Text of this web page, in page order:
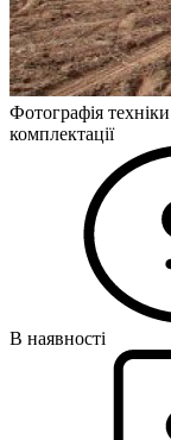
Фотографія
комплектації
В наявності